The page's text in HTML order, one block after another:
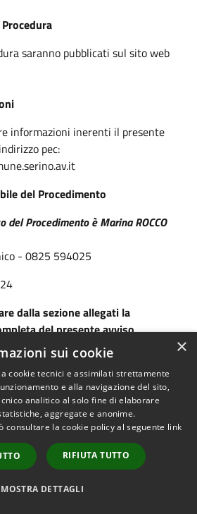
saranno pubblicati sul sito web
informazioni inerenti il presente
pec:
del Procedimento
del Procedimento è Marina ROCCO
- 0825 594025
dalla sezione allegati la
del presente avviso
Civile e Statistica -
×
sui cookie
cookie tecnici e assimilati strettamente
e alla navigazione del sito,
analitico al solo fine di elaborare
aggregate e anonime.
consultare la cookie policy al seguente link
RIFIUTA TUTTO
MOSTRA DETTAGLI